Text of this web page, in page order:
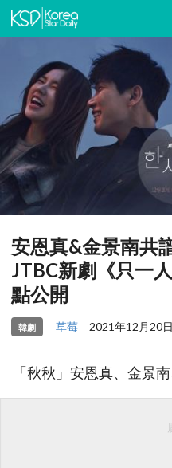
安恩真&金景南共
JTBC新劇《只一
點公開
韓劇 草莓 2021年12月20
「秋秋」安恩真、金景